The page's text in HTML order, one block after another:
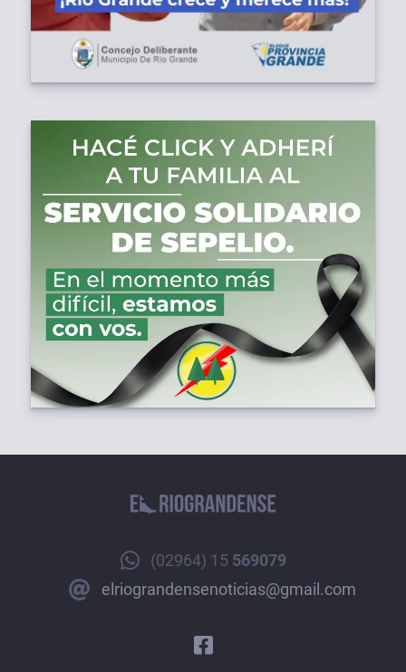
(02964) 15 569079
elriograndensenoticias@gmail.com